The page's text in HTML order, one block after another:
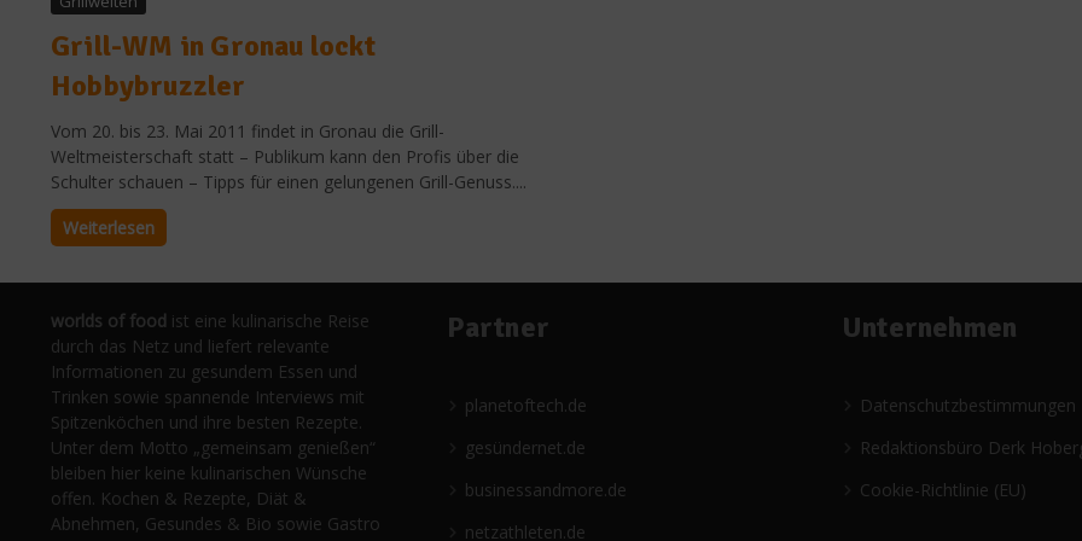
Grill-WM in Gronau lockt
Hobbybruzzler
Vom 20. bis 23. Mai 2011 findet in Gronau die Grill-
Weltmeisterschaft statt – Publikum kann den Profis über die
Schulter schauen – Tipps für einen gelungenen Grill-Genuss....
Weiterlesen
worlds of food ist eine kulinarische Reise
durch das Netz und liefert relevante
Informationen zu gesundem Essen und
Trinken sowie spannende Interviews mit
Spitzenköchen und ihre besten Rezepte.
Unter dem Motto „gemeinsam genießen“
bleiben hier keine kulinarischen Wünsche
offen. Kochen & Rezepte, Diät &
Abnehmen, Gesundes & Bio sowie Gastro
Partner
planetoftech.de
gesündernet.de
businessandmore.de
netzathleten.de
Unternehmen
Datenschutzbestimmungen
Redaktionsbüro Derk
Cookie-Richtlinie (EU)